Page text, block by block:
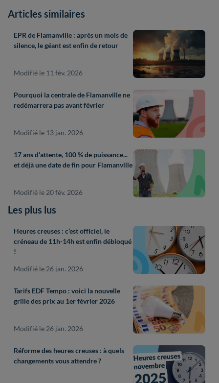
Articles similaires
EPR de Flamanville : après un mois de
silence, le géant est enfin de retour
Modifié le 11 fév. 2026
Pourquoi la centrale de Flamanville ne
redémarrera pas avant février
Modifié le 13 jan. 2026
17 ans d'attente, 100 % de puissance...
et déjà une date de fin pour Flamanville
Modifié le 20 fév. 2026
Les plus lus
Heures creuses : c’est officiel, le
créneau de 11h-14h est enfin débloqué
!
Modifié le 26 jan. 2026
Tarifs EDF Tempo : voici la nouvelle
grille des prix au 1er février 2026
Modifié le 26 jan. 2026
Réforme des heures creuses : à quels
changements vous attendre ?